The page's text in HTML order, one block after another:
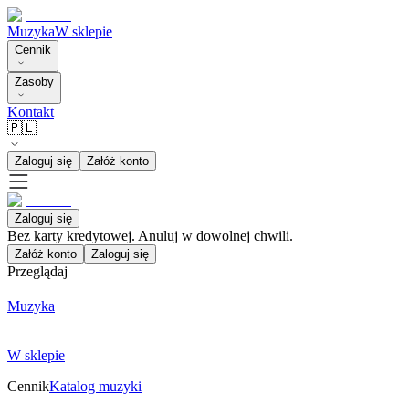
MuzykaW sklepie
Cennik
Zasoby
Kontakt
🇵🇱
Zaloguj się Załóż konto
Zaloguj się
Bez karty kredytowej. Anuluj w dowolnej chwili.
Załóż konto Zaloguj się
Przeglądaj
Muzyka
W sklepie
CennikKatalog muzyki